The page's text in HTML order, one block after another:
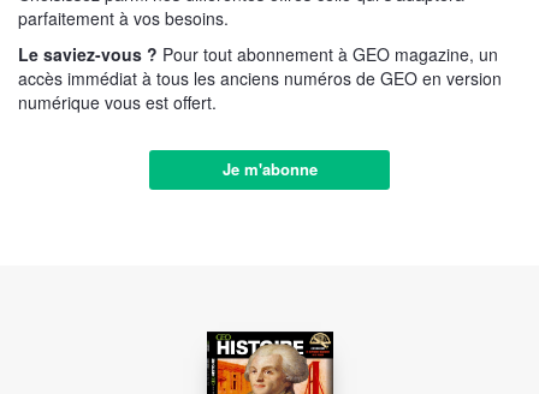
parfaitement à vos besoins.
Le saviez-vous ? Pour tout abonnement à GEO magazine, un
accès immédiat à tous les anciens numéros de GEO en version
numérique vous est offert.
Je m'abonne